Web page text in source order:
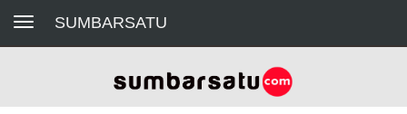
Toggle navigationSUMBARSATU